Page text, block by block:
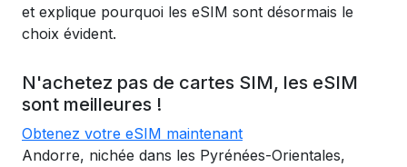
et explique pourquoi les eSIM sont désormais le
choix évident.
N'achetez pas de cartes SIM, les eSIM
sont meilleures !
Obtenez votre eSIM maintenant
Andorre, nichée dans les Pyrénées-Orientales,